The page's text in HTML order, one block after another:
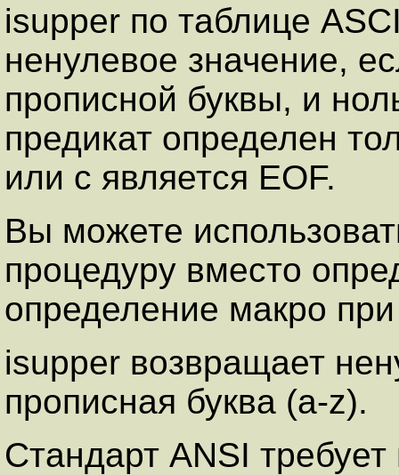
isupper по таблице
ненулевое значение,
прописной буквы, и
предикат определен
или с является EOF.
Вы можете
процедуру вместо
определение макро
isupper возвращает
прописная буква (a-z).
Стандарт ANSI